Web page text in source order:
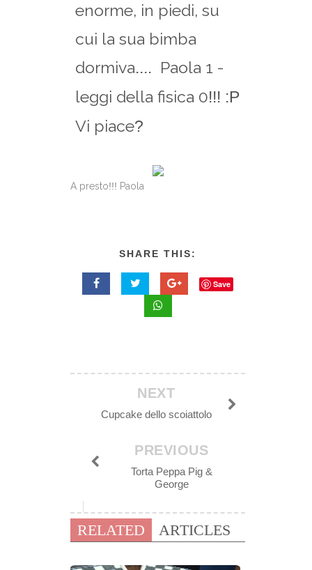
enorme, in piedi, su
cui la sua bimba
dormiva.... Paola 1 -
leggi della fisica 0!!! :P
Vi piace?
A presto!!! Paola
SHARE THIS:
Save
NEXT
Cupcake dello scoiattolo
PREVIOUS
Torta Peppa Pig &
George
RELATED ARTICLES